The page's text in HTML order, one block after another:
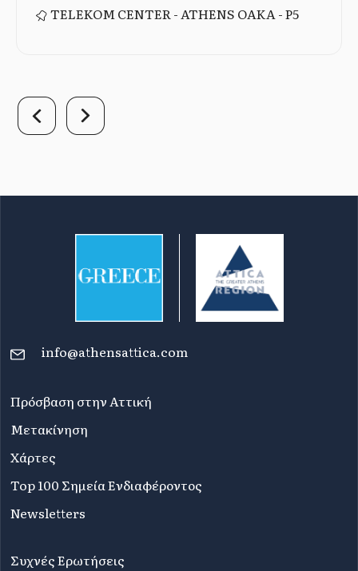
TELEKOM CENTER - ATHENS ΟΑΚΑ - P5
info@athensattica.com
Πρόσβαση στην Αττική
Μετακίνηση
Χάρτες
Top 100 Σημεία Ενδιαφέροντος
Newsletters
Συχνές Ερωτήσεις